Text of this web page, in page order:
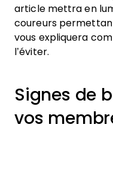
article mettra en
coureurs
vous expliquera
l’éviter.
Signes de
vos